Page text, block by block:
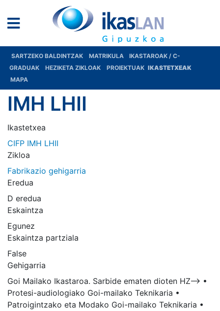
SARTZEKO BALDINTZAK MATRIKULA
IKASTAROAK / C-
GRADUAK
HEZIKETA ZIKLOAK PROIEKTUAK IKASTETXEAK
MAPA
IMH LHII
Ikastetxea
CIFP IMH LHII
Zikloa
Fabrikazio gehigarria
Eredua
D eredua
Eskaintza
Egunez
Eskaintza partziala
False
Gehigarria
Goi Mailako Ikastaroa. Sarbide ematen dioten HZ--> •
Protesi-audiologiako Goi-mailako Teknikaria •
Patroigintzako eta Modako Goi-mailako Teknikaria •